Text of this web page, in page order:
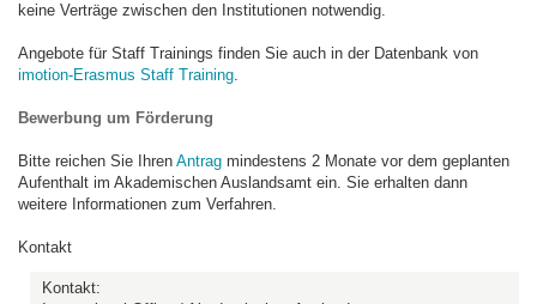
keine Verträge zwischen den Institutionen notwendig.
Angebote für Staff Trainings finden Sie auch in der Datenbank von
imotion-Erasmus Staff Training.
Bewerbung um Förderung
Bitte reichen Sie Ihren Antrag mindestens 2 Monate vor dem geplanten
Aufenthalt im Akademischen Auslandsamt ein. Sie erhalten dann
weitere Informationen zum Verfahren.
Kontakt
Kontakt: